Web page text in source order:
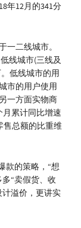
年12月的341分
一二线城市。
线城市(三线及
低线城市的用
市的用户使用
一方面实物商
累计同比增速
售总额的比重维
款的策略，“想
“卖假货、收
溢价，更讲实